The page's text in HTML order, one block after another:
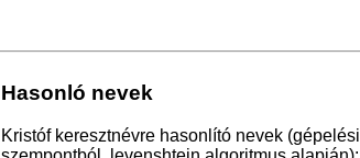
Hasonló nevek
Kristóf keresztnévre hasonlító nevek (gépelési